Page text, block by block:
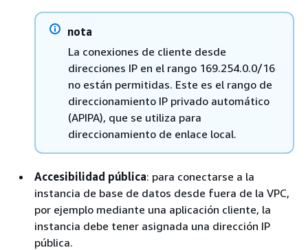
nota
La conexiones de cliente desde
direcciones IP en el rango 169.254.0.0/16
no están permitidas. Este es el rango de
direccionamiento IP privado automático
(APIPA), que se utiliza para
direccionamiento de enlace local.
Accesibilidad pública: para conectarse a la
instancia de base de datos desde fuera de la VPC,
por ejemplo mediante una aplicación cliente, la
instancia debe tener asignada una dirección IP
pública.